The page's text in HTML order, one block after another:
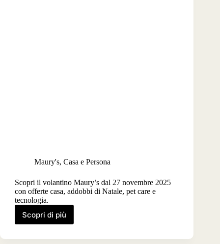
Maury's, Casa e Persona
Scopri il volantino Maury’s dal 27 novembre 2025
con offerte casa, addobbi di Natale, pet care e
tecnologia.
Scopri di più
Volantino
dal